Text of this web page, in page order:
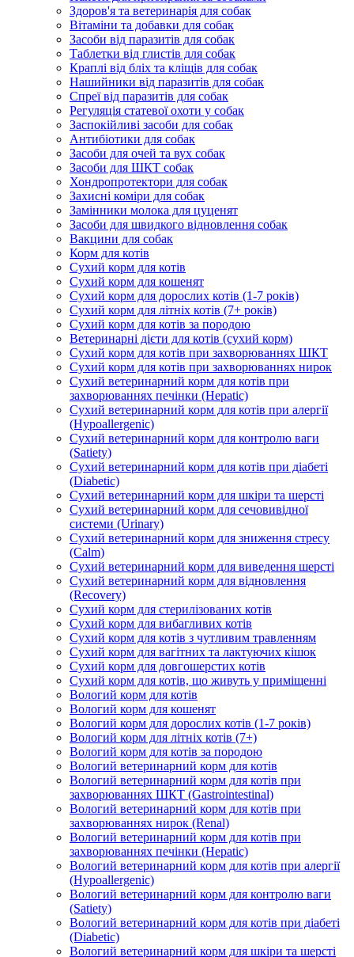
Здоров'я та ветеринарія для собак
Вітаміни та добавки для собак
Засоби від паразитів для собак
Таблетки від глистів для собак
Краплі від бліх та кліщів для собак
Нашийники від паразитів для собак
Спреї від паразитів для собак
Регуляція статевої охоти у собак
Заспокійливі засоби для собак
Антибіотики для собак
Засоби для очей та вух собак
Засоби для ШКТ собак
Хондропротектори для собак
Захисні коміри для собак
Замінники молока для цуценят
Засоби для швидкого відновлення собак
Вакцини для собак
Корм для котів
Сухий корм для котів
Сухий корм для кошенят
Сухий корм для дорослих котів (1-7 років)
Сухий корм для літніх котів (7+ років)
Сухий корм для котів за породою
Ветеринарні дієти для котів (сухий корм)
Сухий корм для котів при захворюваннях ШКТ
Сухий корм для котів при захворюваннях нирок
Сухий ветеринарний корм для котів при
захворюваннях печінки (Hepatic)
Сухий ветеринарний корм для котів при алергії
(Hypoallergenic)
Сухий ветеринарний корм для контролю ваги
(Satiety)
Сухий ветеринарний корм для котів при діабеті
(Diabetic)
Сухий ветеринарний корм для шкіри та шерсті
Сухий ветеринарний корм для сечовивідної
системи (Urinary)
Сухий ветеринарний корм для зниження стресу
(Calm)
Сухий ветеринарний корм для виведення шерсті
Сухий ветеринарний корм для відновлення
(Recovery)
Сухий корм для стерилізованих котів
Сухий корм для вибагливих котів
Сухий корм для котів з чутливим травленням
Сухий корм для вагітних та лактуючих кішок
Сухий корм для довгошерстих котів
Сухий корм для котів, що живуть у приміщенні
Вологий корм для котів
Вологий корм для кошенят
Вологий корм для дорослих котів (1-7 років)
Вологий корм для літніх котів (7+)
Вологий корм для котів за породою
Вологий ветеринарний корм для котів
Вологий ветеринарний корм для котів при
захворюваннях ШКТ (Gastrointestinal)
Вологий ветеринарний корм для котів при
захворюваннях нирок (Renal)
Вологий ветеринарний корм для котів при
захворюваннях печінки (Hepatic)
Вологий ветеринарний корм для котів при алергії
(Hypoallergenic)
Вологий ветеринарний корм для контролю ваги
(Satiety)
Вологий ветеринарний корм для котів при діабеті
(Diabetic)
Вологий ветеринарний корм для шкіри та шерсті